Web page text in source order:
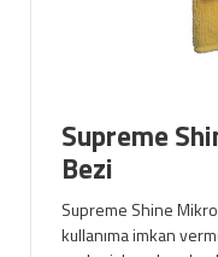
Supreme
Bezi
Supreme Shine
kullanıma imkan